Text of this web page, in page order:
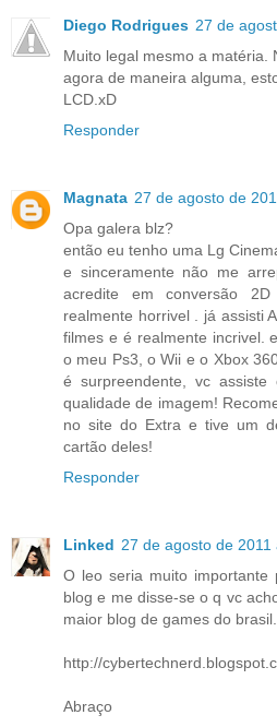
Diego Rodrigues 27 de
Muito legal mesmo a matéria.
agora de maneira alguma,
LCD.xD
Responder
Magnata 27 de agosto de
Opa galera blz?
então eu tenho uma Lg
e sinceramente não me
acredite em conversão
realmente horrivel . já assisti
filmes e é realmente incrivel.
o meu Ps3, o Wii e o Xbox
é surpreendente, vc
qualidade de imagem!
no site do Extra e tive um
cartão deles!
Responder
Linked 27 de agosto de 2011
O leo seria muito importante
blog e me disse-se o q vc
maior blog de games do brasil.
http://
Abraço